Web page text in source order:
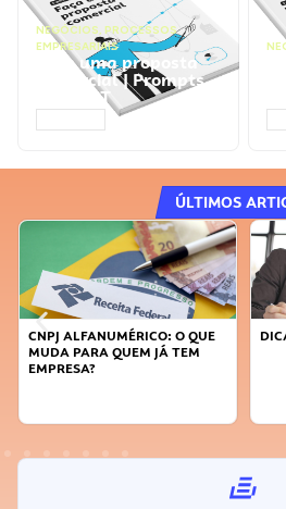
NEGÓCIOS, PROCESSOS
EMPRESARIAIS
Faça uma proposta
comercial | Prompts
ChatGPT
ÚLTIMOS
CNPJ ALFANUMÉRICO: O QUE
MUDA PARA QUEM JÁ TEM
EMPRESA?